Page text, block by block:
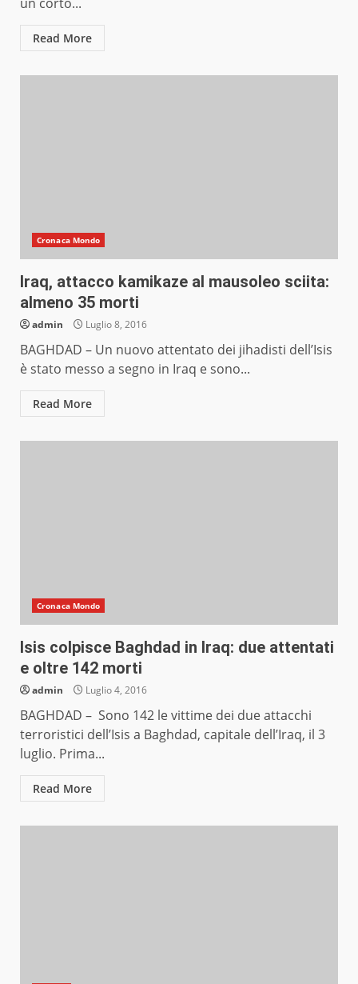
Read More
Cronaca Mondo
Iraq, attacco kamikaze al mausoleo sciita:
almeno 35 morti
admin Luglio 8, 2016
BAGHDAD – Un nuovo attentato dei jihadisti dell’Isis
è stato messo a segno in Iraq e sono...
Read More
Cronaca Mondo
Isis colpisce Baghdad in Iraq: due attentati
e oltre 142 morti
admin Luglio 4, 2016
BAGHDAD – Sono 142 le vittime dei due attacchi
terroristici dell’Isis a Baghdad, capitale dell’Iraq, il 3
luglio. Prima...
Read More